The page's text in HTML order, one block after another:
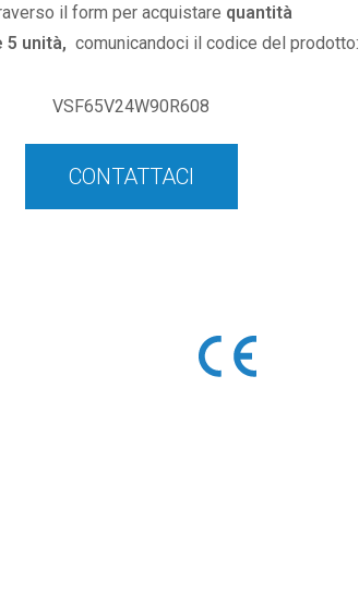
il form per acquistare quantità
5 unità, comunicandoci il codice del prodotto:
VSF65V24W90R608
CONTATTACI